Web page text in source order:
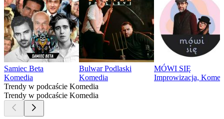
Samiec Beta
Komedia
Bulwar Podlaski
Komedia
MÓWI SIĘ
Improwizacja,
Trendy w podcaście Komedia
Trendy w podcaście Komedia